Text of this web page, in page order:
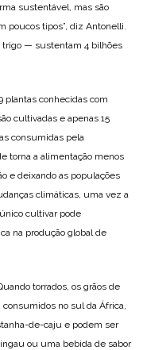
sustentável, mas são
poucos tipos”, diz Antonelli.
trigo — sustentam 4 bilhões
plantas conhecidas com
cultivadas e apenas 15
consumidas pela
torna a alimentação menos
e deixando as populações
climáticas, uma vez a
cultivar pode
na produção global de
torrados, os grãos de
consumidos no sul da África,
de-caju e podem ser
ou uma bebida de sabor